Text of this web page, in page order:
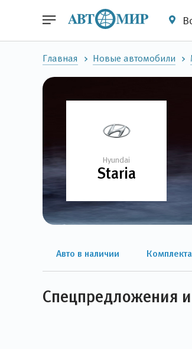
Главная Новые автомобили
Hyundai
Staria
Авто в наличии
Спецпредложения